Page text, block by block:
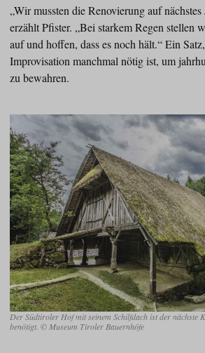
„Wir mussten die Renovierung auf nächstes
erzählt Pfister. „Bei starkem Regen stellen
auf und hoffen, dass es noch hält.“ Ein
Improvisation manchmal nötig ist, um
zu bewahren.
Der Südtiroler Hof mit seinem Schilfdach ist der nächste
benötigt. © Museum Tiroler Bauernhöfe